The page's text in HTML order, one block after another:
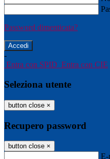
Password dimenticata?
-
Entra con SPID Entra con CIE
Seleziona utente
button close ×
Recupero password
button close ×
E-